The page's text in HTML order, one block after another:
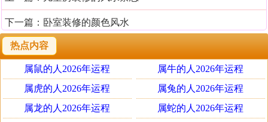
客厅若位于住宅的西南或东北方位，应用黄色系；
客厅若位于东南方或正东方，应用绿色系；
客厅若位于北方，应用蓝色系；
客厅若位于南方，应用红色系；
客厅若位于西北方或西方，应用白色、银色或金色。
客厅装修颜色和风水
下一篇： 卧室装修的颜色风水
热点内容
属鼠的人2026年运程
属牛的人2026年运程
属虎的人2026年运程
属兔的人2026年运程
属龙的人2026年运程
属蛇的人2026年运程